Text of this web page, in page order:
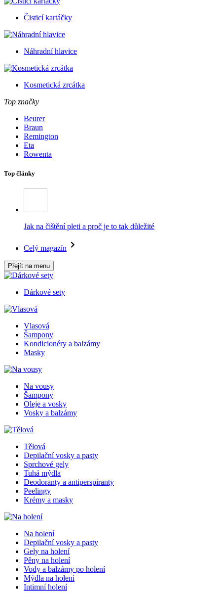
Čisticí kartáčky
Náhradní hlavice
Kosmetická zrcátka
Top značky
Beurer
Braun
Remington
Eta
Rowenta
Top články
Jak na čištění pleti a proč je to tak důležité
Celý magazín
Přejít na menu
Dárkové sety
Vlasová
Šampony
Kondicionéry a balzámy
Masky
Na vousy
Šampony
Oleje a vosky
Vosky a balzámy
Tělová
Depilační vosky a pasty
Sprchové gely
Tuhá mýdla
Deodoranty a antiperspiranty
Peelingy
Krémy a masky
Na holení
Depilační vosky a pasty
Gely na holení
Pěny na holení
Vody a balzámy po holení
Mýdla na holení
Intimní holení